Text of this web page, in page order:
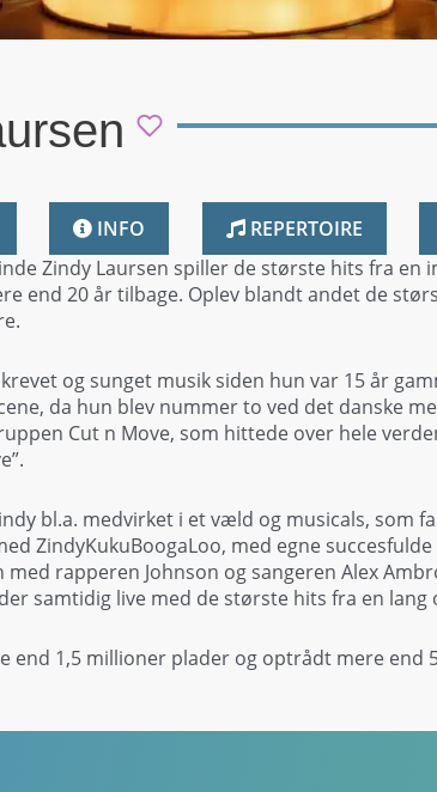
INFO REPERTOIRE
Zindy Laursen spiller de største hits fra en
end 20 år tilbage. Oplev blandt andet de
og sunget musik siden hun var 15 år
da hun blev nummer to ved det danske
Cut n Move, som hittede over hele
bl.a. medvirket i et væld og musicals, som
ZindyKukuBoogaLoo, med egne
med rapperen Johnson og sangeren Alex
samtidig live med de største hits fra en lang
end 1,5 millioner plader og optrådt mere end